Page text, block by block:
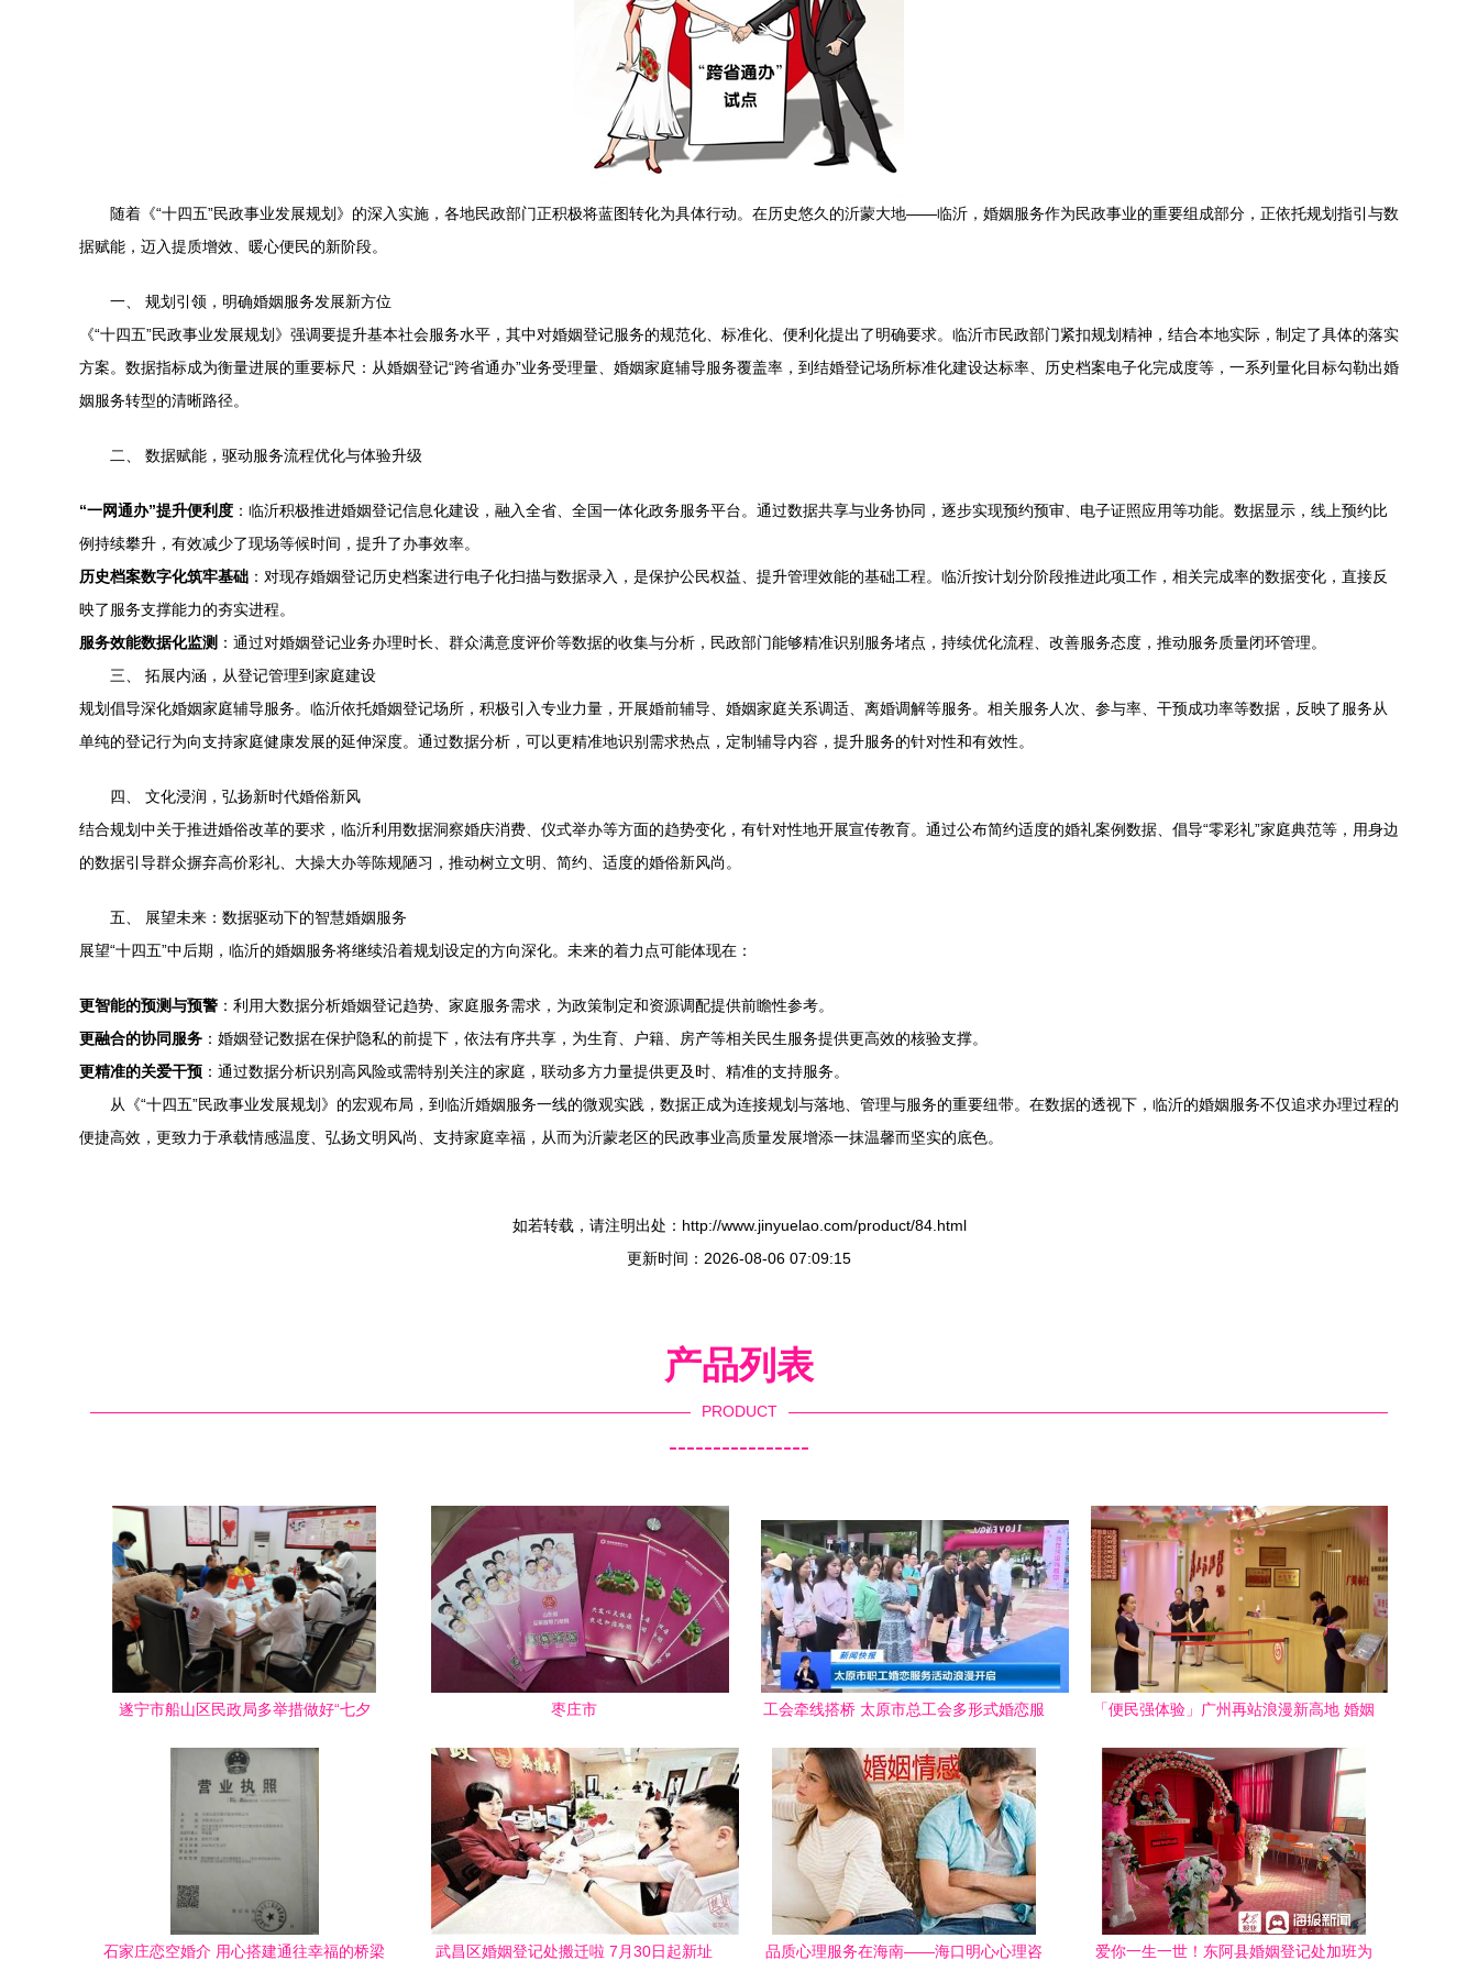
随着《“十四五”民政事业发展规划》的深入实施，各地民政部门正积极将蓝图转化为具体行动。在历史悠久的沂蒙大地——临沂，婚姻服务作为民政事业的重要组成部分，正依托规划指引与数
据赋能，迈入提质增效、暖心便民的新阶段。
一、 规划引领，明确婚姻服务发展新方位
《“十四五”民政事业发展规划》强调要提升基本社会服务水平，其中对婚姻登记服务的规范化、标准化、便利化提出了明确要求。临沂市民政部门紧扣规划精神，结合本地实际，制定了具体的落实
方案。数据指标成为衡量进展的重要标尺：从婚姻登记“跨省通办”业务受理量、婚姻家庭辅导服务覆盖率，到结婚登记场所标准化建设达标率、历史档案电子化完成度等，一系列量化目标勾勒出婚
姻服务转型的清晰路径。
二、 数据赋能，驱动服务流程优化与体验升级
“一网通办”提升便利度 ：临沂积极推进婚姻登记信息化建设，融入全省、全国一体化政务服务平台。通过数据共享与业务协同，逐步实现预约预审、电子证照应用等功能。数据显示，线上预约比
例持续攀升，有效减少了现场等候时间，提升了办事效率。
历史档案数字化筑牢基础 ：对现存婚姻登记历史档案进行电子化扫描与数据录入，是保护公民权益、提升管理效能的基础工程。临沂按计划分阶段推进此项工作，相关完成率的数据变化，直接反
映了服务支撑能力的夯实进程。
服务效能数据化监测 ：通过对婚姻登记业务办理时长、群众满意度评价等数据的收集与分析，民政部门能够精准识别服务堵点，持续优化流程、改善服务态度，推动服务质量闭环管理。
三、 拓展内涵，从登记管理到家庭建设
规划倡导深化婚姻家庭辅导服务。临沂依托婚姻登记场所，积极引入专业力量，开展婚前辅导、婚姻家庭关系调适、离婚调解等服务。相关服务人次、参与率、干预成功率等数据，反映了服务从
单纯的登记行为向支持家庭健康发展的延伸深度。通过数据分析，可以更精准地识别需求热点，定制辅导内容，提升服务的针对性和有效性。
四、 文化浸润，弘扬新时代婚俗新风
结合规划中关于推进婚俗改革的要求，临沂利用数据洞察婚庆消费、仪式举办等方面的趋势变化，有针对性地开展宣传教育。通过公布简约适度的婚礼案例数据、倡导“零彩礼”家庭典范等，用身边
的数据引导群众摒弃高价彩礼、大操大办等陈规陋习，推动树立文明、简约、适度的婚俗新风尚。
五、 展望未来：数据驱动下的智慧婚姻服务
展望“十四五”中后期，临沂的婚姻服务将继续沿着规划设定的方向深化。未来的着力点可能体现在：
更智能的预测与预警 ：利用大数据分析婚姻登记趋势、家庭服务需求，为政策制定和资源调配提供前瞻性参考。
更融合的协同服务 ：婚姻登记数据在保护隐私的前提下，依法有序共享，为生育、户籍、房产等相关民生服务提供更高效的核验支撑。
更精准的关爱干预 ：通过数据分析识别高风险或需特别关注的家庭，联动多方力量提供更及时、精准的支持服务。
从《“十四五”民政事业发展规划》的宏观布局，到临沂婚姻服务一线的微观实践，数据正成为连接规划与落地、管理与服务的重要纽带。在数据的透视下，临沂的婚姻服务不仅追求办理过程的
便捷高效，更致力于承载情感温度、弘扬文明风尚、支持家庭幸福，从而为沂蒙老区的民政事业高质量发展增添一抹温馨而坚实的底色。
如若转载，请注明出处：http://www.jinyuelao.com/product/84.html
更新时间：2026-08-06 07:09:15
产品列表
PRODUCT
----------------
遂宁市船山区民政局多举措做好“七夕
枣庄市
工会牵线搭桥 太原市总工会多形式婚恋服
「便民强体验」广州再站浪漫新高地 婚姻
石家庄恋空婚介 用心搭建通往幸福的桥梁 武昌区婚姻登记处搬迁啦 7月30日起新址 品质心理服务在海南——海口明心心理咨 爱你一生一世！东阿县婚姻登记处加班为